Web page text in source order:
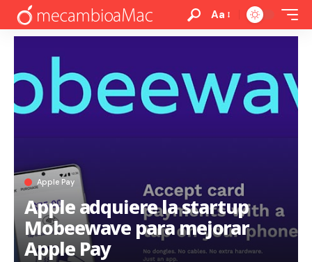
Aa
Apple Pay
Apple adquiere la startup
Mobeewave para mejorar
Apple Pay